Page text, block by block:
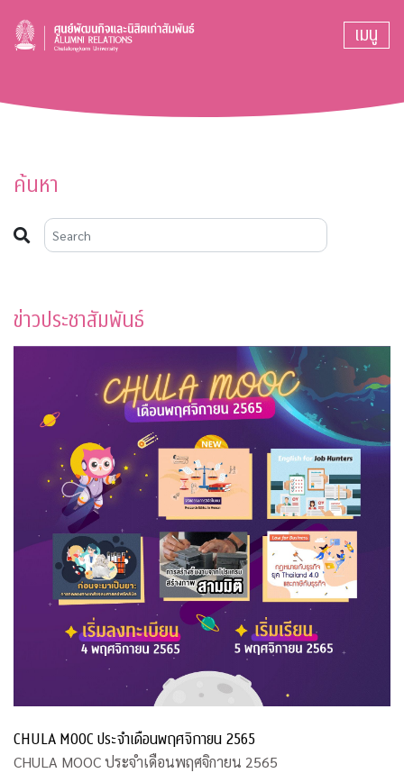
เมนู
ค้นหา
ข่าวประชาสัมพันธ์
CHULA MOOC ประจำเดือนพฤศจิกายน 2565
CHULA MOOC ประจำเดือนพฤศจิกายน 2565